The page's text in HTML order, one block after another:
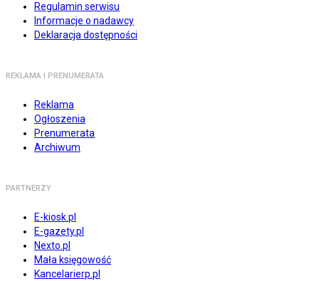
Regulamin serwisu
Informacje o nadawcy
Deklaracja dostępności
REKLAMA I PRENUMERATA
Reklama
Ogłoszenia
Prenumerata
Archiwum
PARTNERZY
E-kiosk.pl
E-gazety.pl
Nexto.pl
Mała księgowość
Kancelarierp.pl